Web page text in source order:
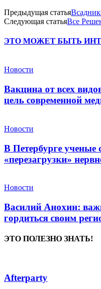
Предыдущая статья
Следующая статьяВсе
ЭТО МОЖЕТ БЫТЬ
Новости
Вакцина от всех
цель современной
Новости
В Петербурге ученые
«перезагрузки»
Новости
Василий Анохин:
гордиться своим
ЭТО ПОЛЕЗНО ЗНАТЬ!
Afterparty